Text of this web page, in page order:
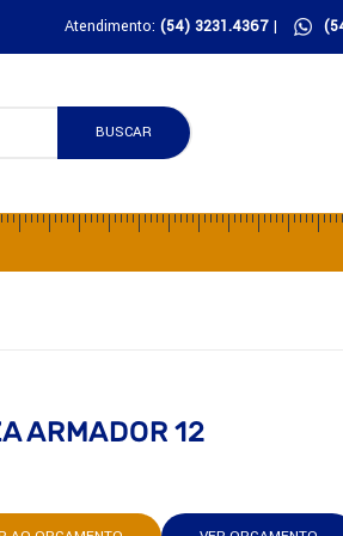
Atendimento: (54) 3231.4367|
BUSCAR
ARMADOR 12